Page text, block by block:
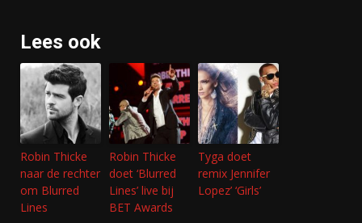
Lees ook
Robin Thicke
naar de rechter
om Blurred
Lines
Robin Thicke
doet ‘Blurred
Lines’ live bij
BET Awards
Tyga doet
remix Jennifer
Lopez’ ‘Girls’